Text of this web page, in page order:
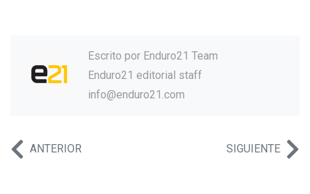
Escrito por Enduro21 Team
Enduro21 editorial staff
info@enduro21.com
ANTERIOR SIGUIENTE